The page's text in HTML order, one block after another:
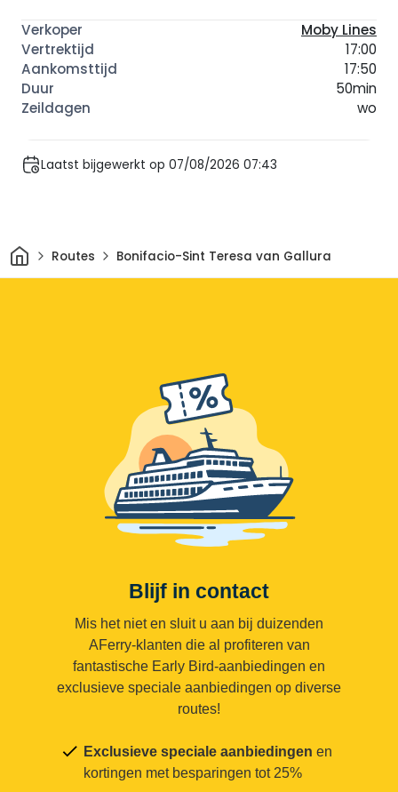
Moby Lines
17:00
17:50
50min
wo
Laatst bijgewerkt op 07/08/2026 07:43
ThuisRoutes Bonifacio-Sint Teresa van Gallura
Blijf in contact
Mis het niet en sluit u aan bij duizenden
AFerry-klanten die al profiteren van
fantastische Early Bird-aanbiedingen en
exclusieve speciale aanbiedingen op diverse
routes!
Exclusieve speciale aanbiedingen en
kortingen met besparingen tot 25%